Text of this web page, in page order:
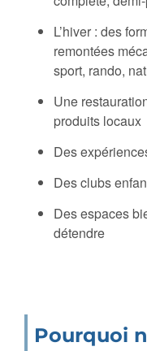
L’hiver : des
remontées
sport, rando,
Une
produits locaux
Des
Des clubs
Des espaces
détendre
Pourquoi